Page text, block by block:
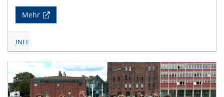
Mehr
INEF